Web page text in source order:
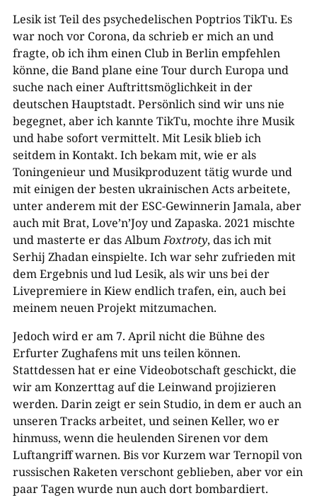
Lesik ist Teil des psychedelischen Poptrios TikTu. Es
war noch vor Corona, da schrieb er mich an und
fragte, ob ich ihm einen Club in Berlin empfehlen
könne, die Band plane eine Tour durch Europa und
suche nach einer Auftrittsmöglichkeit in der
deutschen Hauptstadt. Persönlich sind wir uns nie
begegnet, aber ich kannte TikTu, mochte ihre Musik
und habe sofort vermittelt. Mit Lesik blieb ich
seitdem in Kontakt. Ich bekam mit, wie er als
Toningenieur und Musikproduzent tätig wurde und
mit einigen der besten ukrainischen Acts arbeitete,
unter anderem mit der ESC-Gewinnerin Jamala, aber
auch mit Brat, Love’n’Joy und Zapaska. 2021 mischte
und masterte er das AlbumFoxtroty, das ich mit
Serhij Zhadan einspielte. Ich war sehr zufrieden mit
dem Ergebnis und lud Lesik, als wir uns bei der
Livepremiere in Kiew endlich trafen, ein, auch bei
meinem neuen Projekt mitzumachen.
Jedoch wird er am 7. April nicht die Bühne des
Erfurter Zughafens mit uns teilen können.
Stattdessen hat er eine Videobotschaft geschickt, die
wir am Konzerttag auf die Leinwand projizieren
werden. Darin zeigt er sein Studio, in dem er auch an
unseren Tracks arbeitet, und seinen Keller, wo er
hinmuss, wenn die heulenden Sirenen vor dem
Luftangriff warnen. Bis vor Kurzem war Ternopil von
russischen Raketen verschont geblieben, aber vor ein
paar Tagen wurde nun auch dort bombardiert.